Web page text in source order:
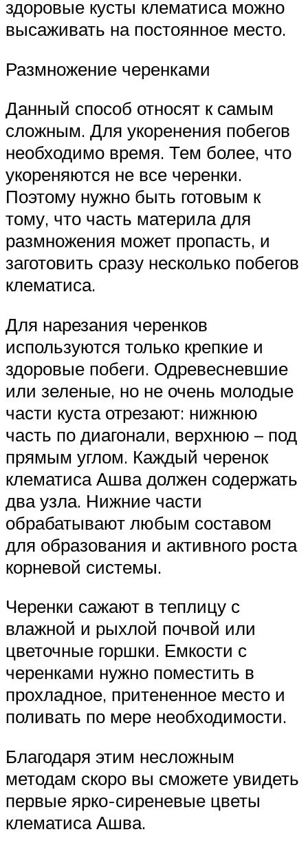
здоровые кусты клематиса можно
высаживать на постоянное место.
Размножение черенками
Данный способ относят к самым
сложным. Для укоренения побегов
необходимо время. Тем более, что
укореняются не все черенки.
Поэтому нужно быть готовым к
тому, что часть материла для
размножения может пропасть, и
заготовить сразу несколько побегов
клематиса.
Для нарезания черенков
используются только крепкие и
здоровые побеги. Одревесневшие
или зеленые, но не очень молодые
части куста отрезают: нижнюю
часть по диагонали, верхнюю – под
прямым углом. Каждый черенок
клематиса Ашва должен содержать
два узла. Нижние части
обрабатывают любым составом
для образования и активного роста
корневой системы.
Черенки сажают в теплицу с
влажной и рыхлой почвой или
цветочные горшки. Емкости с
черенками нужно поместить в
прохладное, притененное место и
поливать по мере необходимости.
Благодаря этим несложным
методам скоро вы сможете увидеть
первые ярко-сиреневые цветы
клематиса Ашва.